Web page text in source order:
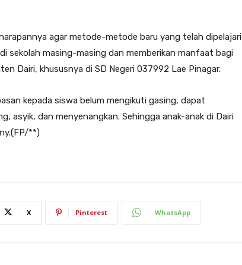
agar metode-metode baru yang telah dipelajari
sekolah masing-masing dan memberikan manfaat bagi
Dairi, khususnya di SD Negeri 037992 Lae Pinagar.
kepada siswa belum mengikuti gasing, dapat
asyik, dan menyenangkan. Sehingga anak-anak di Dairi
**)
X Pinterest WhatsApp